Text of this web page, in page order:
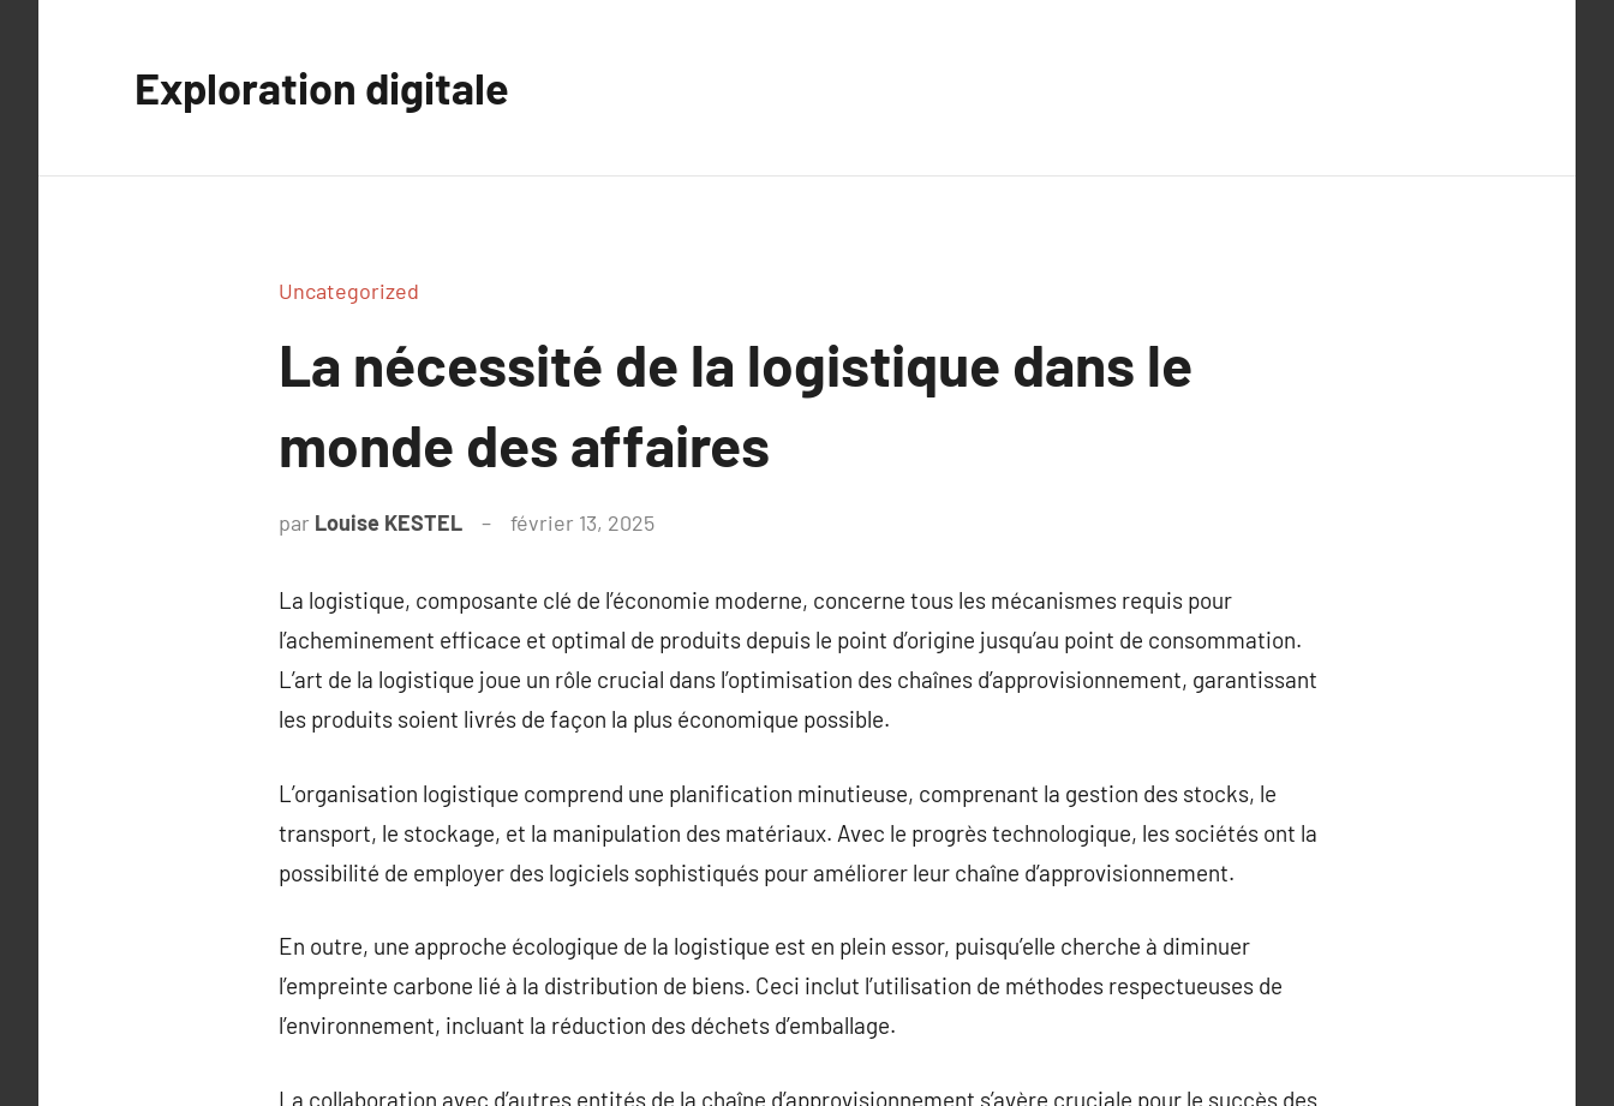
Exploration digitale
Uncategorized
La nécessité de la logistique dans le
monde des affaires
par Louise KESTEL février 13, 2025
La logistique, composante clé de l’économie moderne, concerne tous les mécanismes requis pour
l’acheminement efficace et optimal de produits depuis le point d’origine jusqu’au point de consommation.
L’art de la logistique joue un rôle crucial dans l’optimisation des chaînes d’approvisionnement, garantissant
les produits soient livrés de façon la plus économique possible.
L’organisation logistique comprend une planification minutieuse, comprenant la gestion des stocks, le
transport, le stockage, et la manipulation des matériaux. Avec le progrès technologique, les sociétés ont la
possibilité de employer des logiciels sophistiqués pour améliorer leur chaîne d’approvisionnement.
En outre, une approche écologique de la logistique est en plein essor, puisqu’elle cherche à diminuer
l’empreinte carbone lié à la distribution de biens. Ceci inclut l’utilisation de méthodes respectueuses de
l’environnement, incluant la réduction des déchets d’emballage.
La collaboration avec d’autres entités de la chaîne d’approvisionnement s’avère cruciale pour le succès des